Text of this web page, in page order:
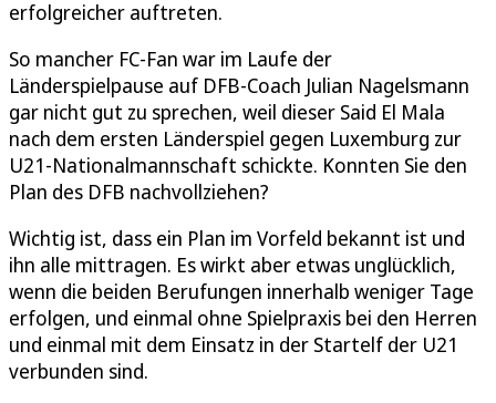
erfolgreicher auftreten.
So mancher FC-Fan war im Laufe der
Länderspielpause auf DFB-Coach Julian Nagelsmann
gar nicht gut zu sprechen, weil dieser Said El Mala
nach dem ersten Länderspiel gegen Luxemburg zur
U21-Nationalmannschaft schickte. Konnten Sie den
Plan des DFB nachvollziehen?
Wichtig ist, dass ein Plan im Vorfeld bekannt ist und
ihn alle mittragen. Es wirkt aber etwas unglücklich,
wenn die beiden Berufungen innerhalb weniger Tage
erfolgen, und einmal ohne Spielpraxis bei den Herren
und einmal mit dem Einsatz in der Startelf der U21
verbunden sind.